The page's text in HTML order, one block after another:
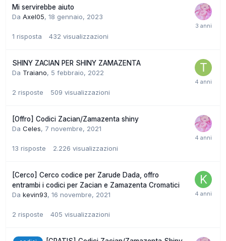
Mi servirebbe aiuto
Da Axel05, 18 gennaio, 2023
1 risposta 432 visualizzazioni
SHINY ZACIAN PER SHINY ZAMAZENTA
Da Traiano, 5 febbraio, 2022
2 risposte 509 visualizzazioni
[Offro] Codici Zacian/Zamazenta shiny
Da Celes, 7 novembre, 2021
13 risposte 2.226 visualizzazioni
[Cerco] Cerco codice per Zarude Dada, offro
entrambi i codici per Zacian e Zamazenta Cromatici
Da kevin93, 16 novembre, 2021
2 risposte 405 visualizzazioni